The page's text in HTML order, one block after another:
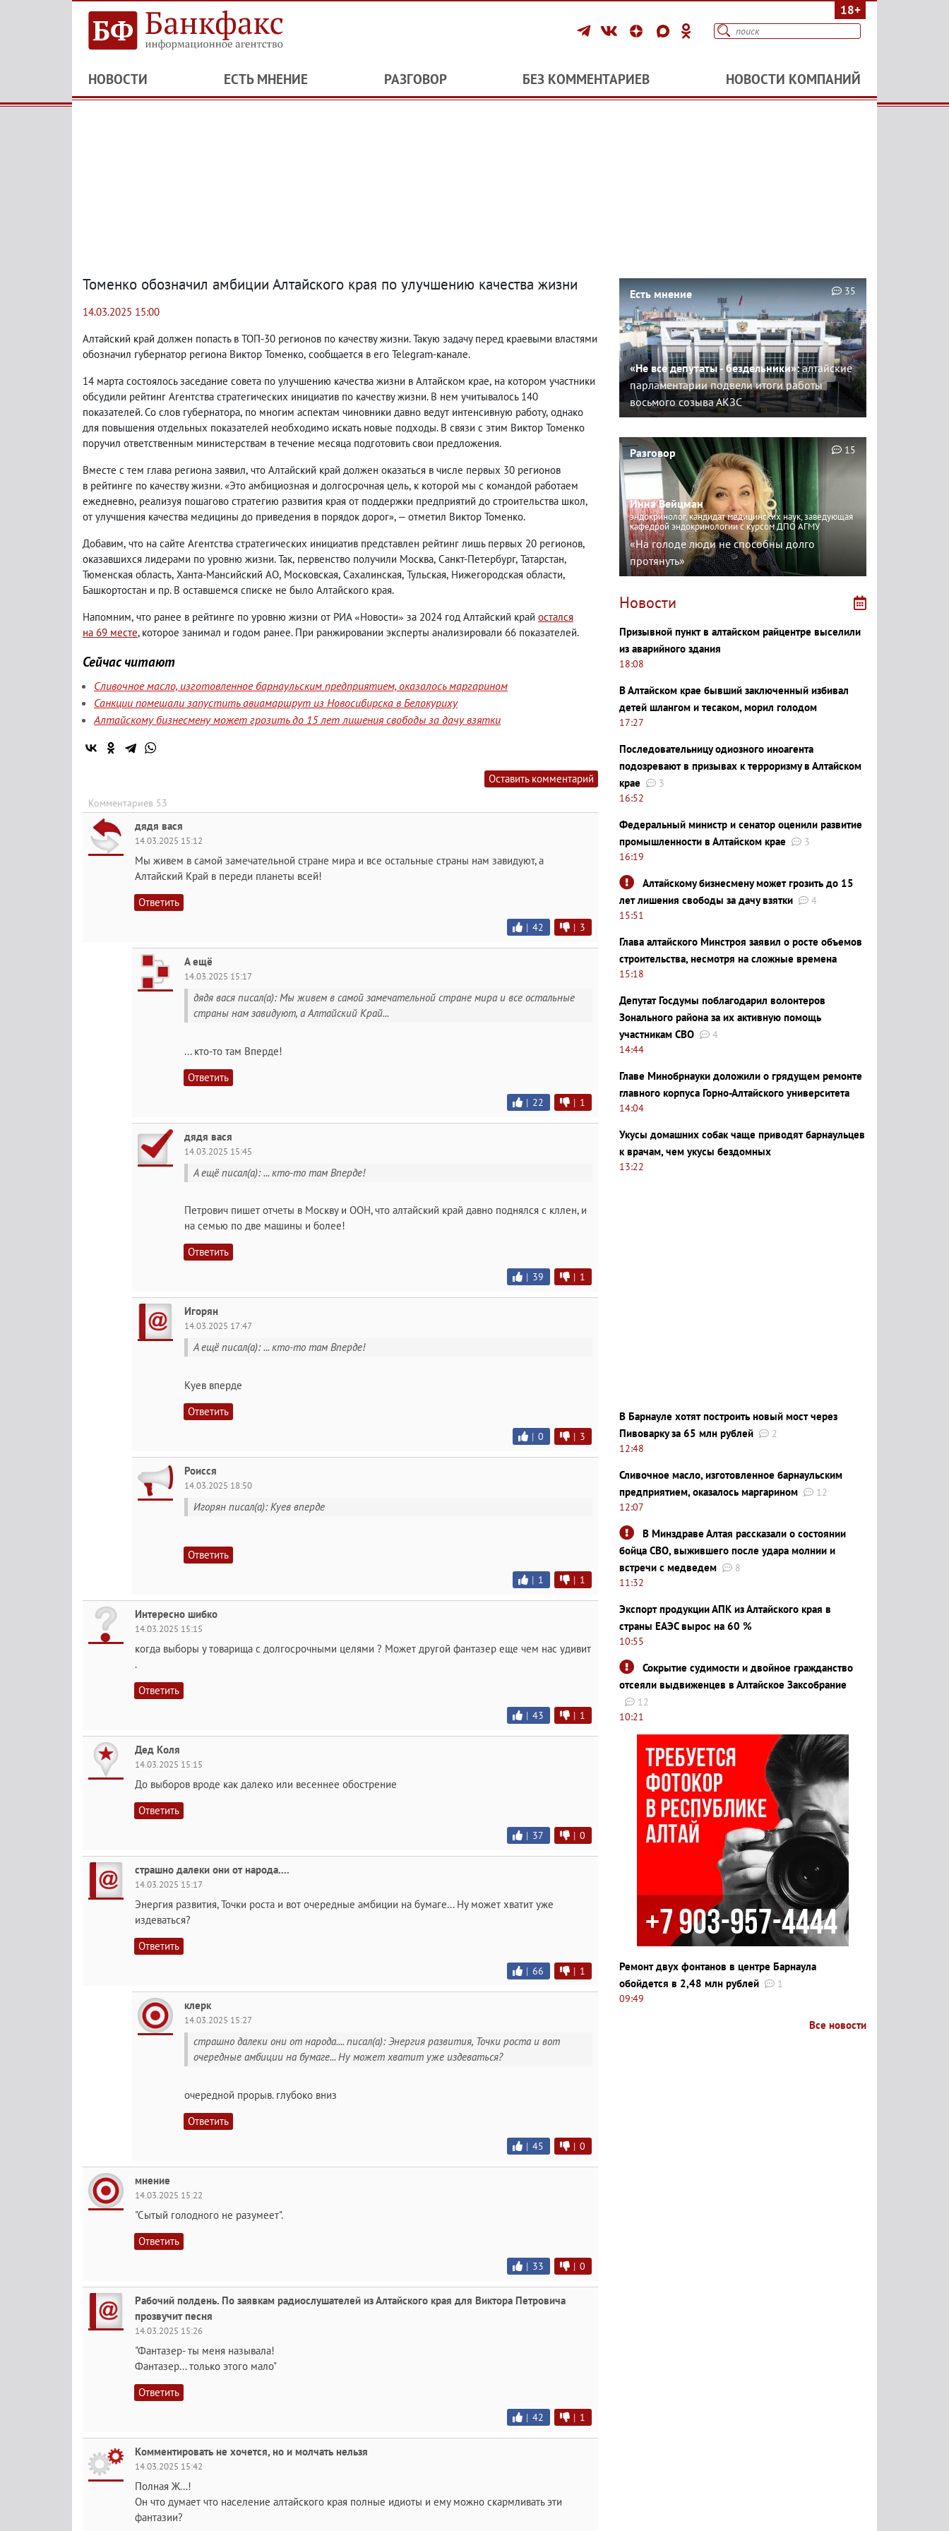
18+
НОВОСТИ ЕСТЬ МНЕНИЕ РАЗГОВОР БЕЗ КОММЕНТАРИЕВ НОВОСТИ КОМПАНИЙ
Томенко обозначил амбиции Алтайского края по улучшению качества жизни
14.03.2025 15:00
Алтайский край должен попасть в ТОП-30 регионов по качеству жизни. Такую задачу перед краевыми властями
обозначил губернатор региона Виктор Томенко, сообщается в его Telegram-канале.
14 марта состоялось заседание совета по улучшению качества жизни в Алтайском крае, на котором участники
обсудили рейтинг Агентства стратегических инициатив по качеству жизни. В нем учитывалось 140
показателей. Со слов губернатора, по многим аспектам чиновники давно ведут интенсивную работу, однако
для повышения отдельных показателей необходимо искать новые подходы. В связи с этим Виктор Томенко
поручил ответственным министерствам в течение месяца подготовить свои предложения.
Вместе с тем глава региона заявил, что Алтайский край должен оказаться в числе первых 30 регионов
в рейтинге по качеству жизни. «Это амбициозная и долгосрочная цель, к которой мы с командой работаем
ежедневно, реализуя пошагово стратегию развития края от поддержки предприятий до строительства школ,
от улучшения качества медицины до приведения в порядок дорог», — отметил Виктор Томенко.
Добавим, что на сайте Агентства стратегических инициатив представлен рейтинг лишь первых 20 регионов,
оказавшихся лидерами по уровню жизни. Так, первенство получили Москва, Санкт-Петербург, Татарстан,
Тюменская область, Ханта-Мансийский АО, Московская, Сахалинская, Тульская, Нижегородская области,
Башкортостан и пр. В оставшемся списке не было Алтайского края.
Напомним, что ранее в рейтинге по уровню жизни от РИА«Новости» за 2024 год Алтайский край остался
на 69 месте, которое занимал и годом ранее. При ранжировании эксперты анализировали 66 показателей.
Сейчас читают
Сливочное масло, изготовленное барнаульским предприятием, оказалось маргарином
Санкции помешали запустить авиамаршрут из Новосибирска в Белокуриху
Алтайскому бизнесмену может грозить до 15 лет лишения свободы за дачу взятки
Оставить комментарий
Комментариев 53
дядя вася
14.03.2025 15:12
Мы живем в самой замечательной стране мира и все остальные страны нам завидуют, а
Алтайский Край в переди планеты всей!
Ответить
| 42 | 3
А ещё
14.03.2025 15:17
дядя вася писал(а): Мы живем в самой замечательной стране мира и все остальные
страны нам завидуют, а Алтайский Край...
... кто-то там Вперде!
Ответить
| 22 | 1
дядя вася
14.03.2025 15:45
А ещё писал(а): ... кто-то там Вперде!
Петрович пишет отчеты в Москву и ООН, что алтайский край давно поднялся с кллен, и
на семью по две машины и более!
Ответить
| 39 | 1
Игорян
14.03.2025 17:47
А ещё писал(а): ... кто-то там Вперде!
Куев вперде
Ответить
| 0 | 3
Роисся
14.03.2025 18:50
Игорян писал(а): Куев вперде
Ответить
| 1 | 1
Интересно шибко
14.03.2025 15:15
когда выборы у товарища с долгосрочными целями ? Может другой фантазер еще чем нас удивит
.
Ответить
| 43 | 1
Дед Коля
14.03.2025 15:15
До выборов вроде как далеко или весеннее обострение
Ответить
| 37 | 0
страшно далеки они от народа....
14.03.2025 15:17
Энергия развития, Точки роста и вот очередные амбиции на бумаге... Ну может хватит уже
издеваться?
Ответить
| 66 | 1
клерк
14.03.2025 15:27
страшно далеки они от народа.... писал(а): Энергия развития, Точки роста и вот
очередные амбиции на бумаге... Ну может хватит уже издеваться?
очередной прорыв. глубоко вниз
Ответить
| 45 | 0
мнение
14.03.2025 15:22
"Сытый голодного не разумеет".
Ответить
| 33 | 0
Рабочий полдень. По заявкам радиослушателей из Алтайского края для Виктора Петровича
прозвучит песня
14.03.2025 15:26
"Фантазер- ты меня называла!
Фантазер... только этого мало"
Ответить
| 42 | 1
Комментировать не хочется, но и молчать нельзя
14.03.2025 15:42
Полная Ж...!
Он что думает что население алтайского края полные идиоты и ему можно скармливать эти
фантазии?
Есть мнение
«Не все депутаты - бездельники»:алтайские
парламентарии подвели итоги работы
восьмого созыва АКЗС
35
Разговор
Инна Вейцман
эндокринолог, кандидат медицинских наук, заведующая
кафедрой эндокринологии с курсом ДПО АГМУ
«На голоде люди не способны долго
протянуть»
15
Новости
Призывной пункт в алтайском райцентре выселили
из аварийного здания
18:08
В Алтайском крае бывший заключенный избивал
детей шлангом и тесаком, морил голодом
17:27
Последовательницу одиозного иноагента
подозревают в призывах к терроризму в Алтайском
крае
3
16:52
Федеральный министр и сенатор оценили развитие
промышленности в Алтайском крае
3
16:19
Алтайскому бизнесмену может грозить до 15
лет лишения свободы за дачу взятки
4
15:51
Глава алтайского Минстроя заявил о росте объемов
строительства, несмотря на сложные времена
15:18
Депутат Госдумы поблагодарил волонтеров
Зонального района за их активную помощь
участникам СВО
4
14:44
Главе Минобрнауки доложили о грядущем ремонте
главного корпуса Горно-Алтайского университета
14:04
Укусы домашних собак чаще приводят барнаульцев
к врачам, чем укусы бездомных
13:22
В Барнауле хотят построить новый мост через
Пивоварку за 65 млн рублей
2
12:48
Сливочное масло, изготовленное барнаульским
предприятием, оказалось маргарином
12
12:07
В Минздраве Алтая рассказали о состоянии
бойца СВО, выжившего после удара молнии и
встречи с медведем
8
11:32
Экспорт продукции АПК из Алтайского края в
страны ЕАЭС вырос на 60 %
10:55
Сокрытие судимости и двойное гражданство
отсеяли выдвиженцев в Алтайское Заксобрание
12
10:21
Ремонт двух фонтанов в центре Барнаула
обойдется в 2,48 млн рублей
1
09:49
Все новости